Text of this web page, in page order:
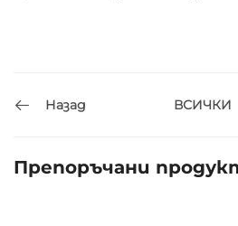
Назад ВСИЧКИ
Препоръчани